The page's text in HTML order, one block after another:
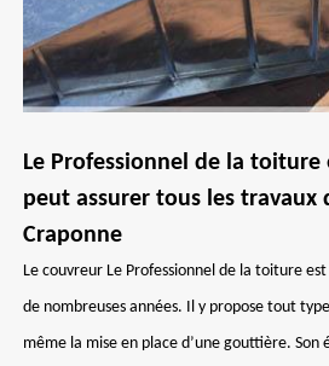
Le Professionnel de la
peut assurer tous les travaux
Craponne
Le couvreur Le Professionnel de la toiture
de nombreuses années. Il y propose tout
même la mise en place d’une gouttière. Son